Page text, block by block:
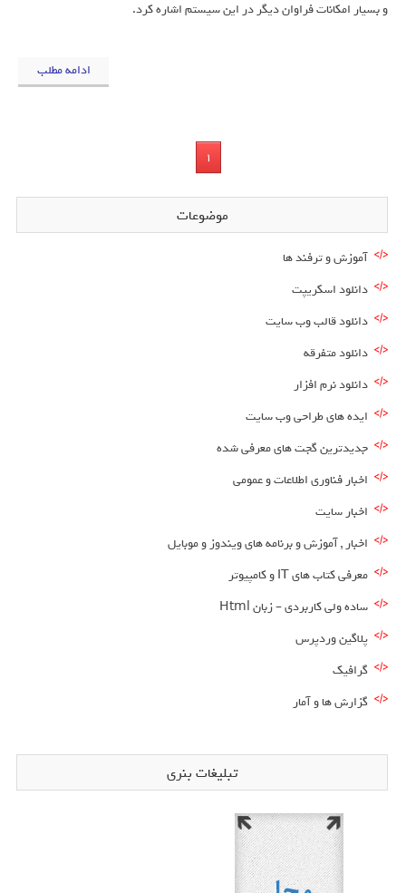
و بسیار امکانات فراوان دیگر در این سیستم اشاره کرد.
ادامه مطلب
1
موضوعات
آموزش و ترفند ها
دانلود اسکریپت
دانلود قالب وب سایت
دانلود متفرقه
دانلود نرم افزار
ایده های طراحی وب سایت
جدیدترین گجت های معرفی شده
اخبار فناوری اطلاعات و عمومی
اخبار سایت
اخبار , آموزش و برنامه های ویندوز و موبایل
معرفی کتاب های IT و کامپیوتر
ساده ولی کاربردی – زبان Html
پلاگین وردپرس
گرافیک
گزارش ها و آمار
تبلیغات بنری